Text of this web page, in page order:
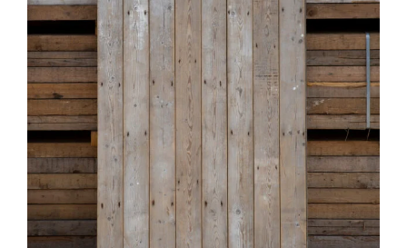
Natuurstenen bakken
Wandtegels
HEKWERK
KASTEN
BANKEN
BALKEN
RADIATOREN
BADEN
LAMPEN